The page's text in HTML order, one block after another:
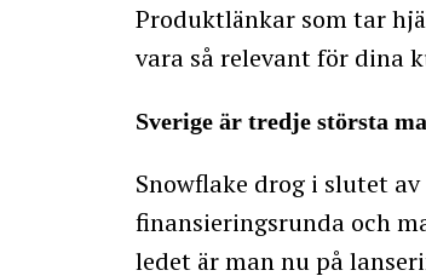
Produktlänkar som tar
vara så relevant för dina
Sverige är tredje största
Snowflake drog i slutet
finansieringsrunda och
ledet är man nu på